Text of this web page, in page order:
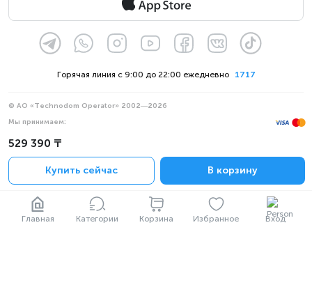
Главная Категории Корзина Избранное Вход
529 390 ₸
Купить сейчас В корзину
1717
Горячая линия с 9:00 до 22:00 ежедневно
© АО «Technodom Operator» 2002—2026
Мы принимаем:
Официальное уведомление